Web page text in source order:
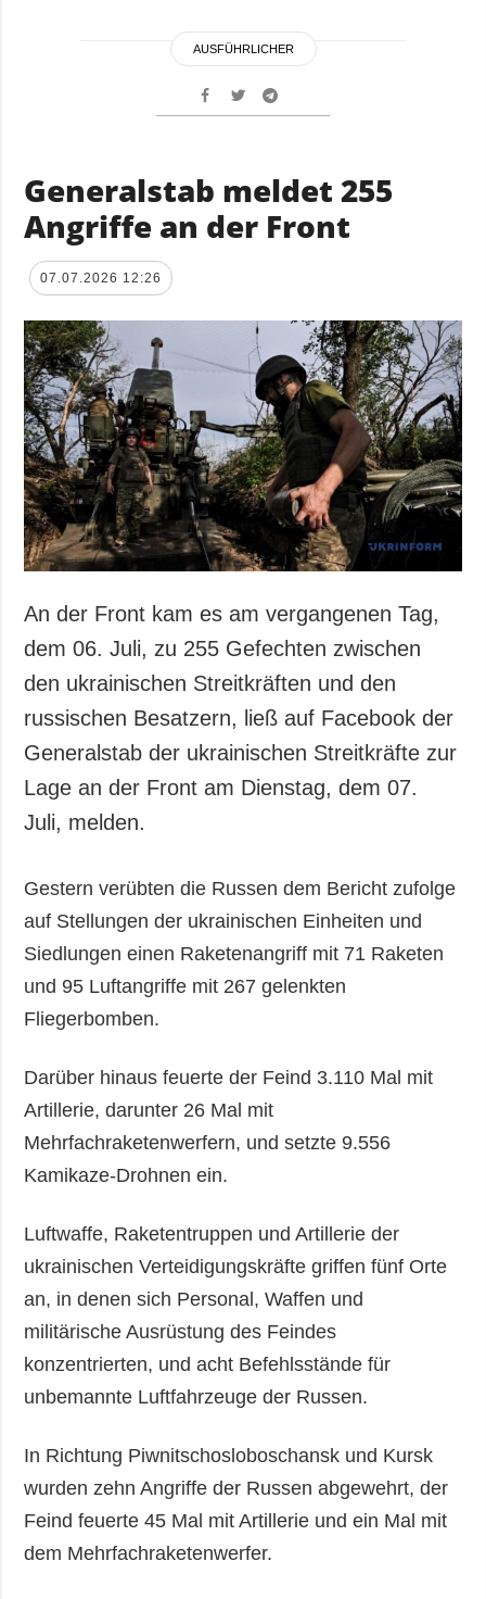
AUSFÜHRLICHER
Generalstab meldet 255
Angriffe an der Front
07.07.2026 12:26
An der Front kam es am vergangenen Tag,
dem 06. Juli, zu 255 Gefechten zwischen
den ukrainischen Streitkräften und den
russischen Besatzern, ließ auf Facebook der
Generalstab der ukrainischen Streitkräfte zur
Lage an der Front am Dienstag, dem 07.
Juli, melden.
Gestern verübten die Russen dem Bericht zufolge
auf Stellungen der ukrainischen Einheiten und
Siedlungen einen Raketenangriff mit 71 Raketen
und 95 Luftangriffe mit 267 gelenkten
Fliegerbomben.
Darüber hinaus feuerte der Feind 3.110 Mal mit
Artillerie, darunter 26 Mal mit
Mehrfachraketenwerfern, und setzte 9.556
Kamikaze-Drohnen ein.
Luftwaffe, Raketentruppen und Artillerie der
ukrainischen Verteidigungskräfte griffen fünf Orte
an, in denen sich Personal, Waffen und
militärische Ausrüstung des Feindes
konzentrierten, und acht Befehlsstände für
unbemannte Luftfahrzeuge der Russen.
In Richtung Piwnitschosloboschansk und Kursk
wurden zehn Angriffe der Russen abgewehrt, der
Feind feuerte 45 Mal mit Artillerie und ein Mal mit
dem Mehrfachraketenwerfer.